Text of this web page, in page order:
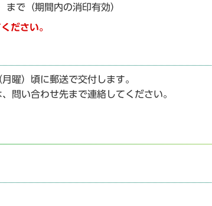
で（期間内の消印有効）
ださい。
曜）頃に郵送で交付します。
い合わせ先まで連絡してください。